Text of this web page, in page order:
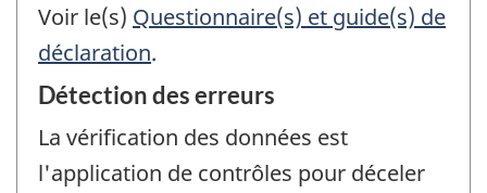
Voir le(s) Questionnaire(s) et guide(s) de
déclaration.
Détection des erreurs
La vérification des données est
l'application de contrôles pour déceler